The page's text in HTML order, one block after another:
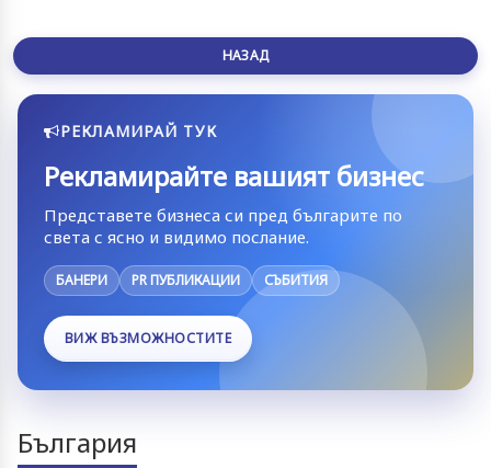
НАЗАД
РЕКЛАМИРАЙ ТУК
Рекламирайте вашият бизнес
Представете бизнеса си пред българите по
света с ясно и видимо послание.
БАНЕРИ PR ПУБЛИКАЦИИ СЪБИТИЯ
ВИЖ ВЪЗМОЖНОСТИТЕ
България